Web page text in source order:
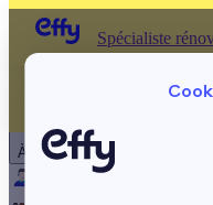
À propos
Spécialiste
Spécialiste